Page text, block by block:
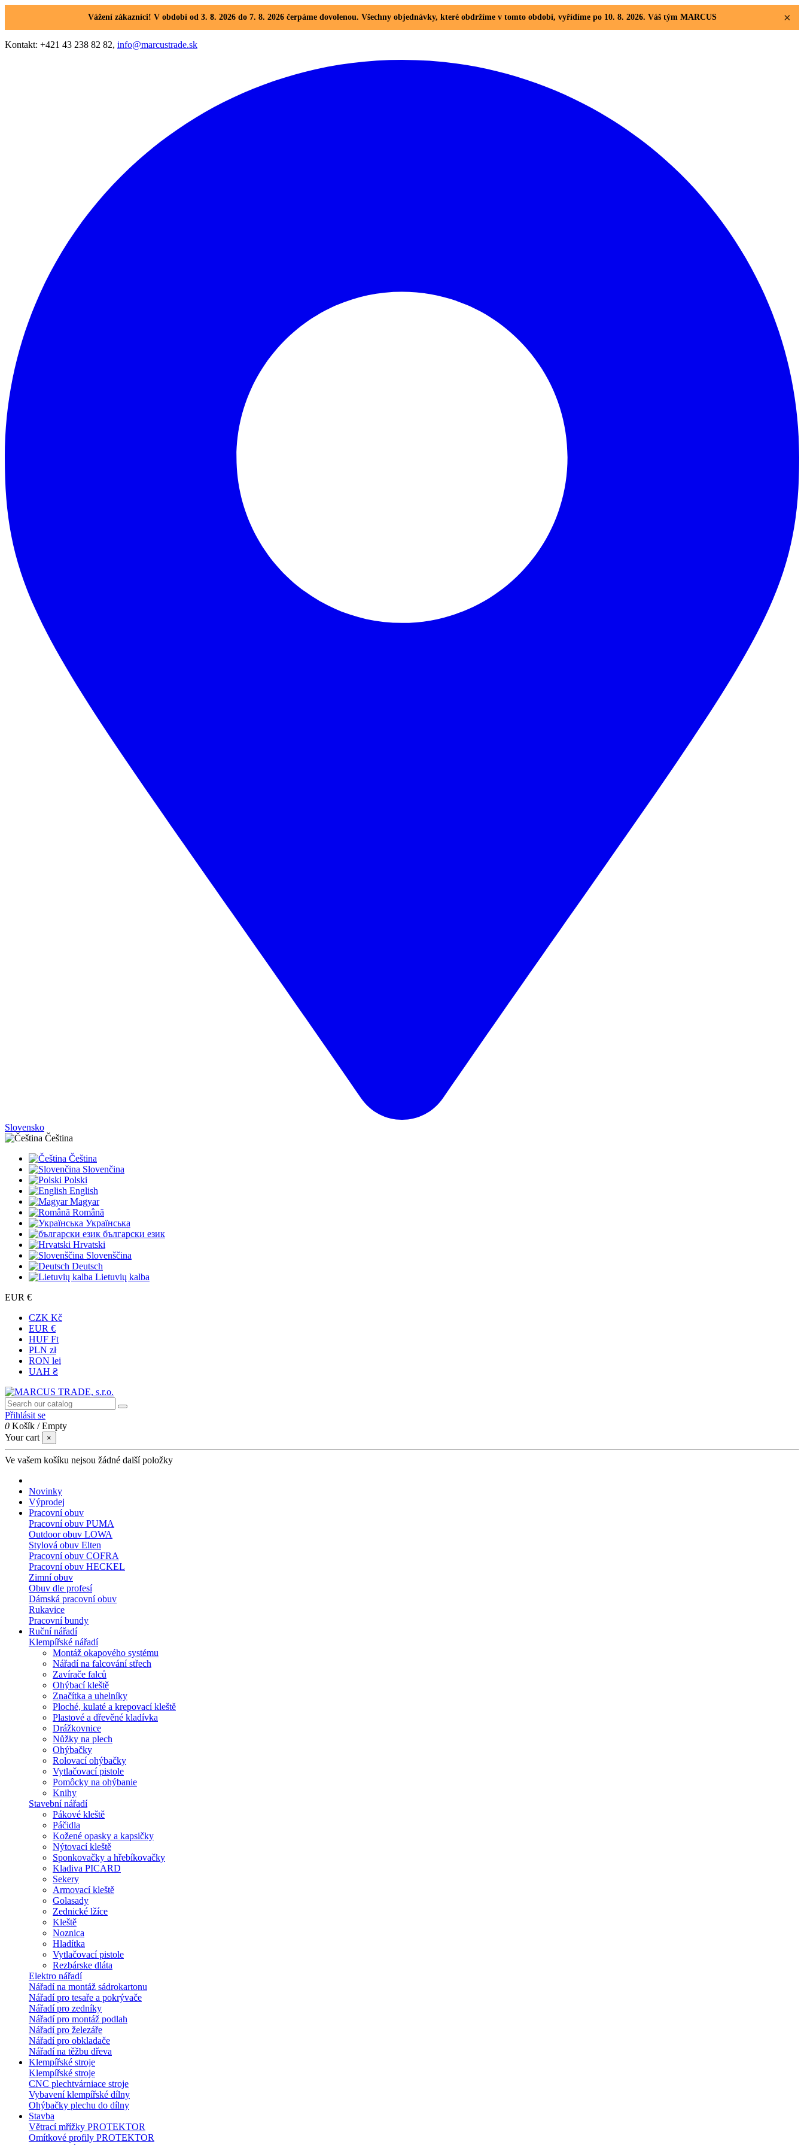
Vážení zákazníci! V období od 3. 8. 2026 do 7. 8. 2026 čerpáme dovolenou. Všechny objednávky, které obdržíme v tomto období, vyřídíme po 10. 8. 2026. Váš tým MARCUS ×
Kontakt: +421 43 238 82 82, info@marcustrade.sk
Slovensko
Čeština
Čeština
Slovenčina
Polski
English
Magyar
Română
Українська
български език
Hrvatski
Slovenščina
Deutsch
Lietuvių kalba
EUR €
CZK Kč
EUR €
HUF Ft
PLN zł
RON lei
UAH ₴
Přihlásit se
0 Košík /Empty
Your cart
×
Ve vašem košíku nejsou žádné další položky
Novinky
Výprodej
Pracovní obuv
Pracovní obuv PUMA
Outdoor obuv LOWA
Stylová obuv Elten
Pracovní obuv COFRA
Pracovní obuv HECKEL
Zimní obuv
Obuv dle profesí
Dámská pracovní obuv
Rukavice
Pracovní bundy
Ruční nářadí
Klempířské nářadí
Montáž okapového systému
Nářadí na falcování střech
Zavírače falců
Ohýbací kleště
Značítka a uhelníky
Ploché, kulaté a krepovací kleště
Plastové a dřevěné kladívka
Drážkovnice
Nůžky na plech
Ohýbačky
Rolovací ohýbačky
Vytlačovací pistole
Pomôcky na ohýbanie
Knihy
Stavební nářadí
Pákové kleště
Páčidla
Kožené opasky a kapsičky
Nýtovací kleště
Sponkovačky a hřebíkovačky
Kladiva PICARD
Sekery
Armovací kleště
Golasady
Zednické lžíce
Kleště
Noznica
Hladítka
Vytlačovací pistole
Rezbárske dláta
Elektro nářadí
Nářadí na montáž sádrokartonu
Nářadí pro tesaře a pokrývače
Nářadí pro zedníky
Nářadí pro montáž podlah
Nářadí pro železáře
Nářadí pro obkladače
Nářadí na těžbu dřeva
Klempířské stroje
Klempířské stroje
CNC plechtvárniace stroje
Vybavení klempířské dílny
Ohýbačky plechu do dílny
Stavba
Větrací mřížky PROTEKTOR
Omítkové profily PROTEKTOR